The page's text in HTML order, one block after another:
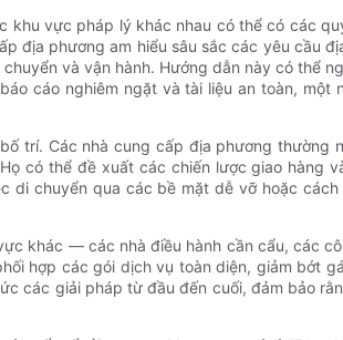
vực pháp lý khác nhau có thể có các
địa phương am hiểu sâu sắc các yêu cầu
và vận hành. Hướng dẫn này có thể
cáo nghiêm ngặt và tài liệu an toàn, một
trí. Các nhà cung cấp địa phương thường
có thể đề xuất các chiến lược giao hàng
chuyển qua các bề mặt dễ vỡ hoặc
khác — các nhà điều hành cần cẩu, các
hợp các gói dịch vụ toàn diện, giảm bớt
các giải pháp từ đầu đến cuối, đảm bảo